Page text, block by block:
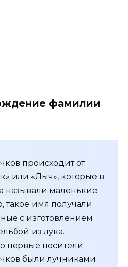
фамилии
происходит от
или «Лыч», которые в
называли маленькие
такое имя получали
с изготовлением
из лука.
первые носители
были лучниками